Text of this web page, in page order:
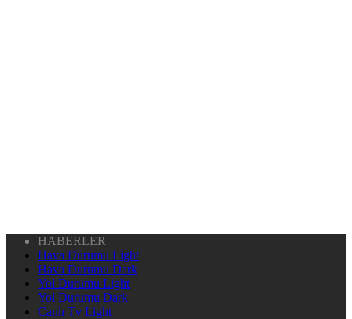
HABERLER
Hava Durumu Light
Hava Durumu Dark
Yol Durumu Light
Yol Durumu Dark
Canlı Tv Light